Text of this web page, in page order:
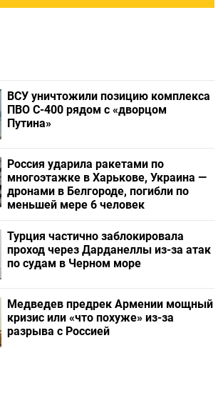
ВСУ уничтожили позицию комплекса
ПВО С-400 рядом с «дворцом
Путина»
Россия ударила ракетами по
многоэтажке в Харькове, Украина —
дронами в Белгороде, погибли по
меньшей мере 6 человек
Турция частично заблокировала
проход через Дарданеллы из-за атак
по судам в Черном море
Медведев предрек Армении мощный
кризис или «что похуже» из-за
разрыва с Россией